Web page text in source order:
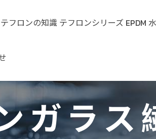
テフロンの知識
ロンと
です
テフロンシリーズ
テフロンチ
ューブ
PTFE
ンチ
EPDM
EPDMゴ
ース
サ
冷
リ
動ガラス